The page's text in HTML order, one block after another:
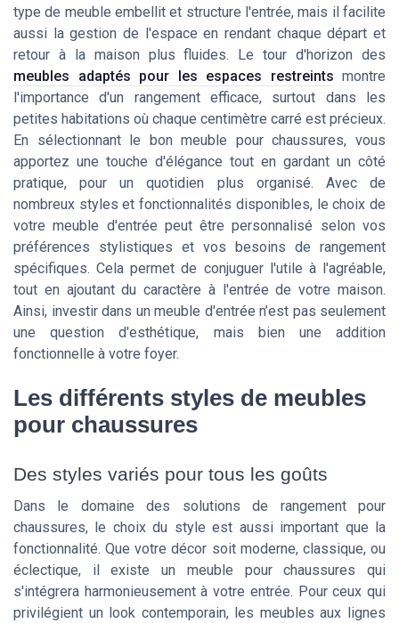
type de meuble embellit et structure l'entrée, mais il facilite
aussi la gestion de l'espace en rendant chaque départ et
retour à la maison plus fluides. Le tour d'horizon des
meubles adaptés pour les espaces restreints montre
l'importance d'un rangement efficace, surtout dans les
petites habitations où chaque centimètre carré est précieux.
En sélectionnant le bon meuble pour chaussures, vous
apportez une touche d'élégance tout en gardant un côté
pratique, pour un quotidien plus organisé. Avec de
nombreux styles et fonctionnalités disponibles, le choix de
votre meuble d'entrée peut être personnalisé selon vos
préférences stylistiques et vos besoins de rangement
spécifiques. Cela permet de conjuguer l'utile à l'agréable,
tout en ajoutant du caractère à l'entrée de votre maison.
Ainsi, investir dans un meuble d'entrée n’est pas seulement
une question d'esthétique, mais bien une addition
fonctionnelle à votre foyer.
Les différents styles de meubles
pour chaussures
Des styles variés pour tous les goûts
Dans le domaine des solutions de rangement pour
chaussures, le choix du style est aussi important que la
fonctionnalité. Que votre décor soit moderne, classique, ou
éclectique, il existe un meuble pour chaussures qui
s'intégrera harmonieusement à votre entrée. Pour ceux qui
privilégient un look contemporain, les meubles aux lignes